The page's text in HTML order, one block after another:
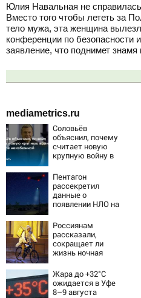
Юлия Навальная не
Вместо того чтобы лететь за
тело мужа, эта женщина
конференции по безопасности
заявление, что поднимет знамя
mediametrics.ru
Соловьёв
объяснил, почему
считает новую
крупную войну в
неизбежной
Пентагон
рассекретил
данные о
появлении НЛО на
Россиянам
рассказали,
сокращает ли
жизнь ночная
Жара до +32°C
ожидается в Уфе
8–9 августа